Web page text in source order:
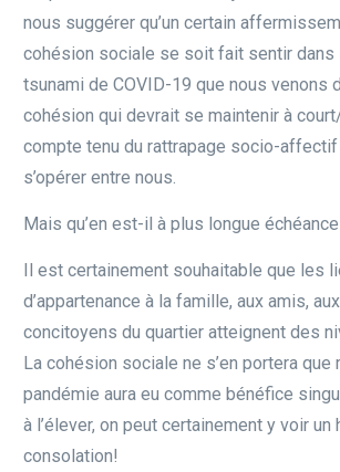
nous suggérer qu’un certain
cohésion sociale se soit fait sentir dans
tsunami de COVID-19 que nous venons
cohésion qui devrait se maintenir à
compte tenu du rattrapage socio-
s’opérer entre nous.
Mais qu’en est-il à plus longue
Il est certainement souhaitable que les
d’appartenance à la famille, aux amis,
concitoyens du quartier atteignent des
La cohésion sociale ne s’en portera que
pandémie aura eu comme bénéfice
à l’élever, on peut certainement y voir un
consolation!